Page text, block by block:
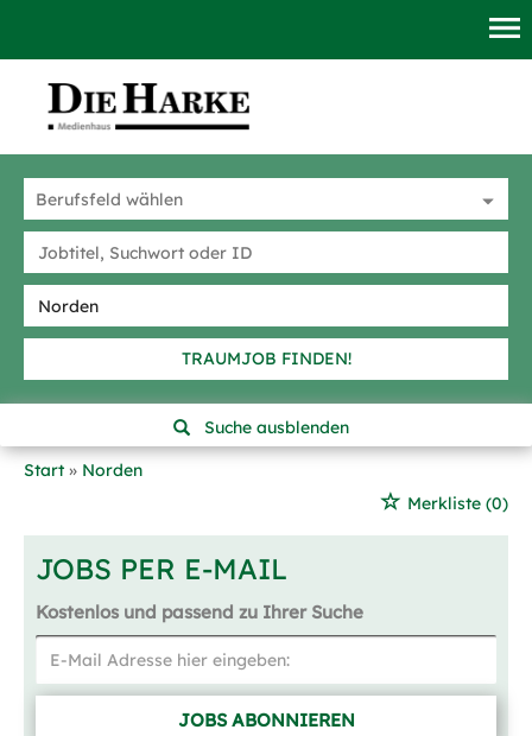
TRAUMJOB FINDEN!
Suche ausblenden
Start
Norden
Merkliste (0)
JOBS PER E-MAIL
Kostenlos und passend zu Ihrer Suche
JOBS ABONNIEREN